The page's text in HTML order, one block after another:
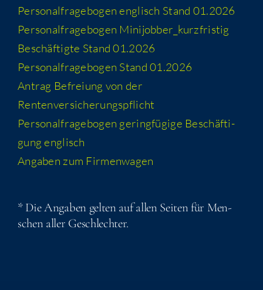
Per­so­nal­fra­ge­bo­gen eng­lisch Stand 01.2026
Per­so­nal­fra­ge­bo­gen Minijobber_​kurzfristig
Beschäf­tig­te Stand 01.2026
Per­so­nal­fra­ge­bo­gen Stand 01.2026
Antrag Befrei­ung von der
Rentenversicherungspflicht
Per­so­nal­fra­ge­bo­gen gering­fü­gi­ge Beschäf­ti­
gung englisch
Anga­ben zum Firmenwagen
* Die Anga­ben gel­ten auf allen Sei­ten für Men­
schen aller Geschlechter.